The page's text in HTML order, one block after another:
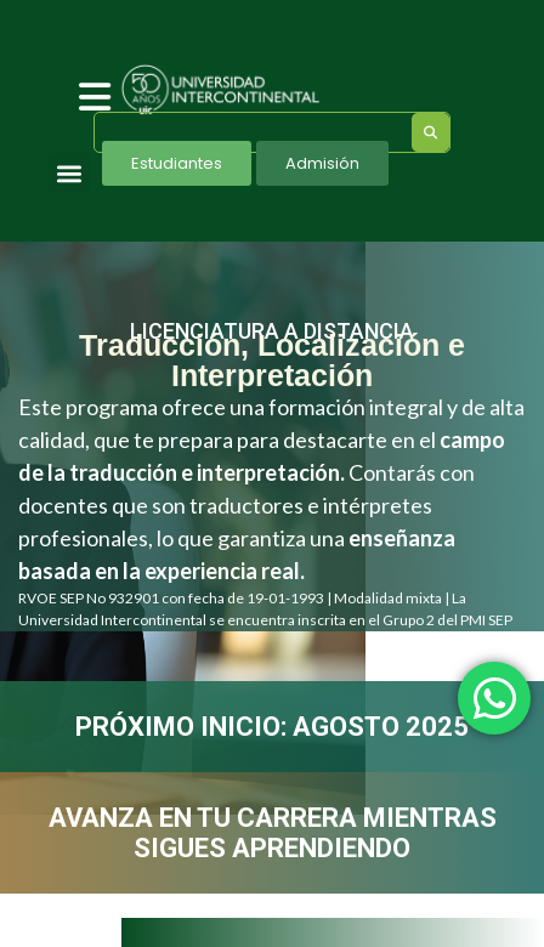
Estudiantes Admisión
LICENCIATURA A DISTANCIA
Traducción, Localización e
Interpretación
Este programa ofrece una formación integral y de alta
calidad, que te prepara para destacarte en el campo
de la traducción e interpretación.Contarás con
docentes que son traductores e intérpretes
profesionales, lo que garantiza una enseñanza
basada en la experiencia real.
RVOE SEP No 932901 con fecha de 19-01-1993 | Modalidad mixta | La
Universidad Intercontinental se encuentra inscrita en el Grupo 2 del PMI SEP
PRÓXIMO INICIO: AGOSTO 2025
AVANZA EN TU CARRERA MIENTRAS
SIGUES APRENDIENDO